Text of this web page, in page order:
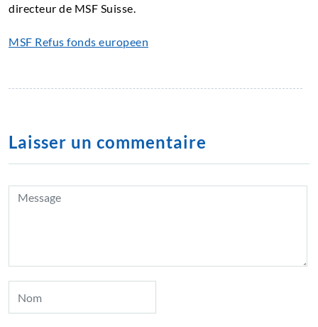
directeur de MSF Suisse.
MSF Refus fonds europeen
Laisser un commentaire